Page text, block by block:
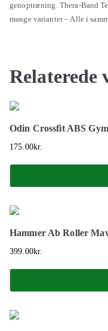
genoptræning. Thera-Band
mange varianter – Alle i
Relaterede
Odin Crossfit ABS
175.00kr.
Hammer Ab Roller
399.00kr.